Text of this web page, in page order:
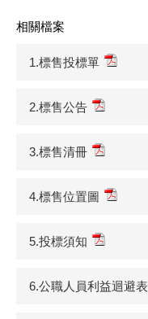
相關檔案
1.標售投標單
2.標售公告
3.標售清冊
4.標售位置圖
5.投標須知
6.公職人員利益迴避表